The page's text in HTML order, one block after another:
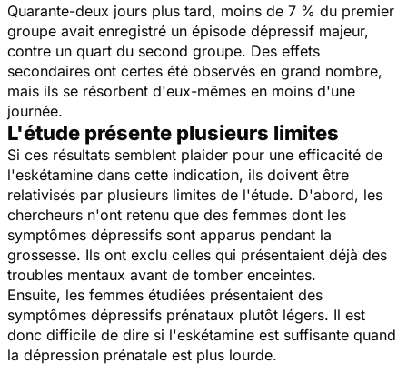
Quarante-deux jours plus tard, moins de 7 % du premier
groupe avait enregistré un épisode dépressif majeur,
contre un quart du second groupe. Des effets
secondaires ont certes été observés en grand nombre,
mais ils se résorbent d'eux-mêmes en moins d'une
journée.
L'étude présente plusieurs limites
Si ces résultats semblent plaider pour une efficacité de
l'eskétamine dans cette indication, ils doivent être
relativisés par plusieurs limites de l'étude. D'abord, les
chercheurs n'ont retenu que des femmes dont les
symptômes dépressifs sont apparus pendant la
grossesse. Ils ont exclu celles qui présentaient déjà des
troubles mentaux avant de tomber enceintes.
Ensuite, les femmes étudiées présentaient des
symptômes dépressifs prénataux plutôt légers. Il est
donc difficile de dire si l'eskétamine est suffisante quand
la dépression prénatale est plus lourde.